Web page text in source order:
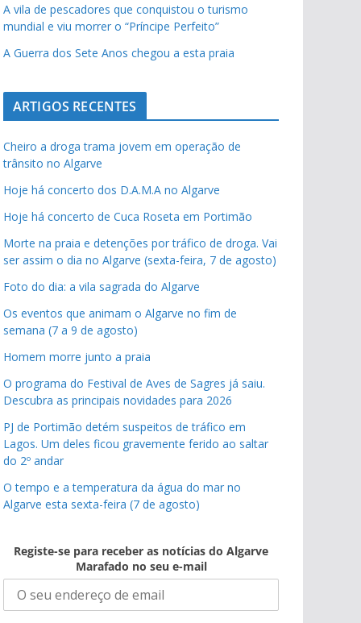
A vila de pescadores que conquistou o turismo
mundial e viu morrer o “Príncipe Perfeito”
A Guerra dos Sete Anos chegou a esta praia
ARTIGOS RECENTES
Cheiro a droga trama jovem em operação de
trânsito no Algarve
Hoje há concerto dos D.A.M.A no Algarve
Hoje há concerto de Cuca Roseta em Portimão
Morte na praia e detenções por tráfico de droga. Vai
ser assim o dia no Algarve (sexta-feira, 7 de agosto)
Foto do dia: a vila sagrada do Algarve
Os eventos que animam o Algarve no fim de
semana (7 a 9 de agosto)
Homem morre junto a praia
O programa do Festival de Aves de Sagres já saiu.
Descubra as principais novidades para 2026
PJ de Portimão detém suspeitos de tráfico em
Lagos. Um deles ficou gravemente ferido ao saltar
do 2º andar
O tempo e a temperatura da água do mar no
Algarve esta sexta-feira (7 de agosto)
Registe-se para receber as notícias do Algarve
Marafado no seu e-mail